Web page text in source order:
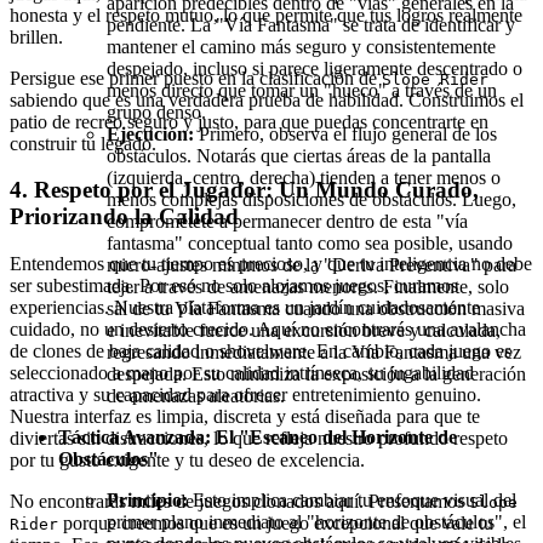
pendiente. La "Vía Fantasma" se trata de identificar y
mantener el camino más seguro y consistentemente
despejado, incluso si parece ligeramente descentrado o
menos directo que tomar un "hueco" a través de un
grupo denso.
Ejecución:Primero, observa el flujo general de los
obstáculos. Notarás que ciertas áreas de la pantalla
(izquierda, centro, derecha) tienden a tener menos o
menos complejas disposiciones de obstáculos. Luego,
comprométete a permanecer dentro de esta "vía
fantasma" conceptual tanto como sea posible, usando
micro-ajustes mínimos de la "Deriva Preventiva" para
tejer a través de amenazas menores. Finalmente, solo
sal de tu Vía Fantasma cuando una obstrucción masiva
e inevitable fuerce una excursión breve y calculada,
regresando inmediatamente a la Vía Fantasma una vez
despejada. Esto minimiza la exposición a la generación
de amenazas aleatorias.
Táctica Avanzada: El "Escaneo del Horizonte de
Obstáculos"
Principio:Esto implica cambiar tu enfoque visual del
primer plano inmediato al "horizonte de obstáculos", el
honesta y el respeto mutuo, lo que permite que tus logros realmente
brillen.
Persigue ese primer puesto en la clasificación deSlope Rider
sabiendo que es una verdadera prueba de habilidad. Construimos el
patio de recreo seguro y justo, para que puedas concentrarte en
construir tu legado.
4. Respeto por el Jugador: Un Mundo Curado,
Priorizando la Calidad
Entendemos que tu tiempo es precioso, y que tu inteligencia no debe
ser subestimada. Por eso no solo alojamos juegos; curamos
experiencias. Nuestra plataforma es un jardín cuidadosamente
cuidado, no un desierto crecido. Aquí no encontrarás una avalancha
de clones de baja calidad o shovelware. En cambio, cada juego es
seleccionado a mano por su calidad intrínseca, su jugabilidad
atractiva y su capacidad para ofrecer entretenimiento genuino.
Nuestra interfaz es limpia, discreta y está diseñada para que te
diviertas sin distracciones, lo que refleja nuestro profundo respeto
por tu gusto exigente y tu deseo de excelencia.
No encontrarás miles de juegos clonados aquí. PresentamosSlope
Rider porque creemos que es un juego excepcional que vale tu